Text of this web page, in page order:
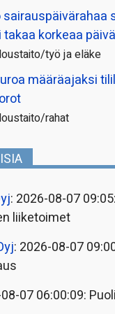
takaa korkeaa
työ ja eläke
määräajaksi
rahat
: 2026-08-07
liiketoimet
: 2026-08-07
07 06:00:09: